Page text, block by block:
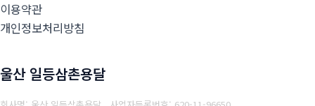
이용약관
개인정보처리방침
울산 일등삼촌용달